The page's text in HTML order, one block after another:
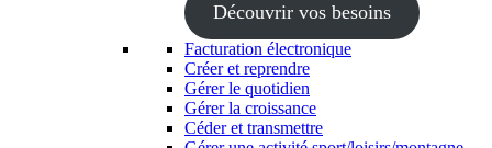
Découvrir vos besoins
Facturation électronique
Créer et reprendre
Gérer le quotidien
Gérer la croissance
Céder et transmettre